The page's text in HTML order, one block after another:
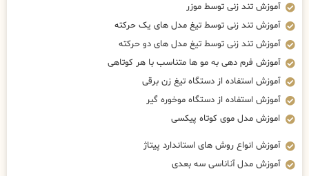
آموزش تند زنی توسط موزر
آموزش تند زنی توسط تیغ مدل های یک حرکته
آموزش تند زنی توسط تیغ مدل های دو حرکته
آموزش فرم دهی به مو ها متناسب با هر کوتاهی
آموزش استفاده از دستگاه تیغ زن برقی
آموزش استفاده از دستگاه موخوره گیر
اموزش مدل موی کوتاه پیکسی
آموزش انواع روش های استاندارد پیتاژ
آموزش مدل آناناسی سه بعدی